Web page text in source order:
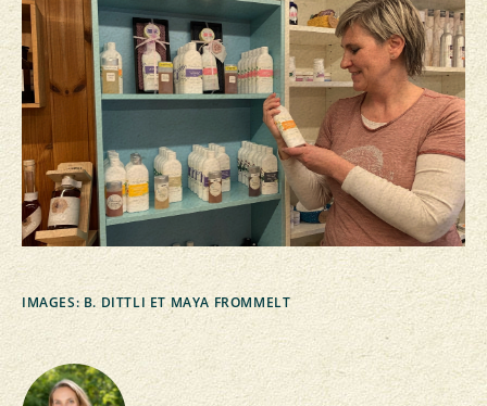
IMAGES: B. DITTLI ET MAYA FROMMELT